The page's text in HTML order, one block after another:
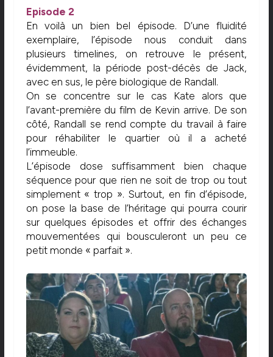
Episode 2
En voilà un bien bel épisode. D’une fluidité
exemplaire, l’épisode nous conduit dans
plusieurs timelines, on retrouve le présent,
évidemment, la période post-décès de Jack,
avec en sus, le père biologique de Randall.
On se concentre sur le cas Kate alors que
l’avant-première du film de Kevin arrive. De son
côté, Randall se rend compte du travail à faire
pour réhabiliter le quartier où il a acheté
l’immeuble.
L’épisode dose suffisamment bien chaque
séquence pour que rien ne soit de trop ou tout
simplement « trop ». Surtout, en fin d’épisode,
on pose la base de l’héritage qui pourra courir
sur quelques épisodes et offrir des échanges
mouvementées qui bousculeront un peu ce
petit monde « parfait ».